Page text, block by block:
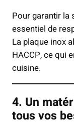
Pour garantir la
essentiel de
La plaque inox
HACCP, ce qui
cuisine.
4. Un
tous vos